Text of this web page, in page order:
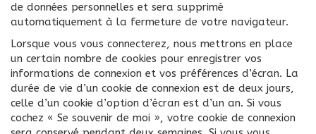
de données personnelles et sera supprimé
automatiquement à la fermeture de votre navigateur.
Lorsque vous vous connecterez, nous mettrons en place
un certain nombre de cookies pour enregistrer vos
informations de connexion et vos préférences d’écran. La
durée de vie d’un cookie de connexion est de deux jours,
celle d’un cookie d’option d’écran est d’un an. Si vous
cochez « Se souvenir de moi », votre cookie de connexion